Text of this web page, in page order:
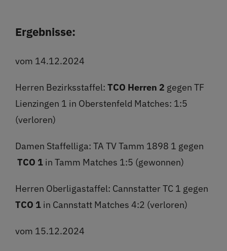
Ergebnisse:
vom 14.12.2024
Herren Bezirksstaffel: TCO Herren 2 gegen TF
Lienzingen 1 in Oberstenfeld Matches: 1:5
(verloren)
Damen Staffelliga: TA TV Tamm 1898 1 gegen
TCO 1in Tamm Matches 1:5 (gewonnen)
Herren Oberligastaffel: Cannstatter TC 1 gegen
TCO 1in Cannstatt Matches 4:2 (verloren)
vom 15.12.2024